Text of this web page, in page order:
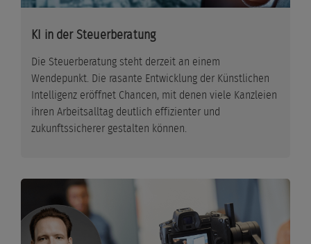
KI in der Steuerberatung
Die Steuerberatung steht derzeit an einem
Wendepunkt. Die rasante Entwicklung der Künstlichen
Intelligenz eröffnet Chancen, mit denen viele Kanzleien
ihren Arbeitsalltag deutlich effizienter und
zukunftssicherer gestalten können.